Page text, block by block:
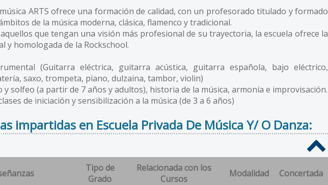
ARTS ofrece una formación de calidad, con un profesorado titulado y formado
de la música moderna, clásica, flamenco y tradicional.
que tengan una visión más profesional de su trayectoria, la escuela ofrece la
y homologada de la Rockschool.
(Guitarra eléctrica, guitarra acústica, guitarra española, bajo eléctrico,
saxo, trompeta, piano, dulzaina, tambor, violin)
y solfeo (a partir de 7 años y adultos), historia de la música, armonía e improvisación.
de iniciación y sensibilización a la música (de 3 a 6 años)
impartidas en Escuela Privada De Música Y/ O Danza:
Tipo de
Grado
Relacionada con los
Cursos
Modalidad Concertada